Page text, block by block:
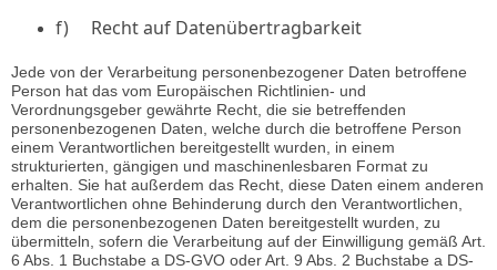
f) Recht auf Datenübertragbarkeit
Jede von der Verarbeitung personenbezogener Daten betroffene
Person hat das vom Europäischen Richtlinien- und
Verordnungsgeber gewährte Recht, die sie betreffenden
personenbezogenen Daten, welche durch die betroffene Person
einem Verantwortlichen bereitgestellt wurden, in einem
strukturierten, gängigen und maschinenlesbaren Format zu
erhalten. Sie hat außerdem das Recht, diese Daten einem anderen
Verantwortlichen ohne Behinderung durch den Verantwortlichen,
dem die personenbezogenen Daten bereitgestellt wurden, zu
übermitteln, sofern die Verarbeitung auf der Einwilligung gemäß Art.
6 Abs. 1 Buchstabe a DS-GVO oder Art. 9 Abs. 2 Buchstabe a DS-